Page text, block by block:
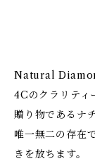
Natural
4Cのクラリティ
贈り物であるナ
唯一無二の存在
きを放ちます。